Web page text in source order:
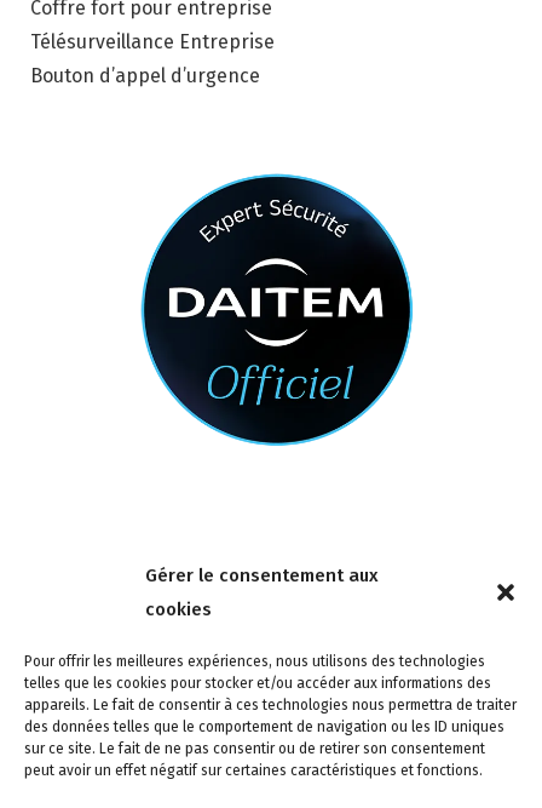
Gérer le consentement aux
cookies
Pour offrir les meilleures expériences, nous utilisons des technologies
telles que les cookies pour stocker et/ou accéder aux informations des
appareils. Le fait de consentir à ces technologies nous permettra de traiter
des données telles que le comportement de navigation ou les ID uniques
sur ce site. Le fait de ne pas consentir ou de retirer son consentement
peut avoir un effet négatif sur certaines caractéristiques et fonctions.
Coffre fort pour entreprise
Télésurveillance Entreprise
Bouton d’appel d’urgence
4 rue de la Tour 85150 Les Achards